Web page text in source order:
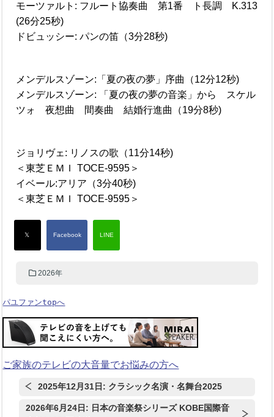
モーツァルト: フルート協奏曲 第1番 ト長調 K.313
(26分25秒)
ドビュッシー: パンの笛（3分28秒)
メンデルスゾーン:「夏の夜の夢」序曲（12分12秒)
メンデルスゾーン: 「夏の夜の夢の音楽」から スケル
ツォ 夜想曲 間奏曲 結婚行進曲（19分8秒)
ジョリヴェ: リノスの歌（11分14秒)
＜東芝ＥＭＩ TOCE-9595＞
イベール:アリア（3分40秒)
＜東芝ＥＭＩ TOCE-9595＞
2026年
パユファンtopへ
ご家族のテレビの大音量でお悩みの方へ
2025年12月31日: クラシック名演・名舞台2025
2026年6月24日: 日本の音楽祭シリーズ KOBE国際音